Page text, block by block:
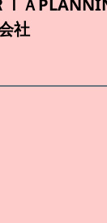
Ａ
社